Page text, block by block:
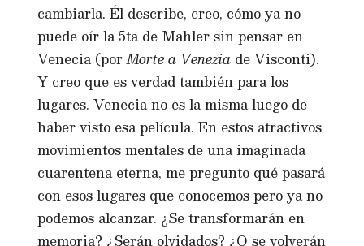
cambiarla. Él describe, creo, cómo ya no
puede oír la 5ta de Mahler sin pensar en
Venecia (porMorte a Venezia de Visconti).
Y creo que es verdad también para los
lugares. Venecia no es la misma luego de
haber visto esa película. En estos atractivos
movimientos mentales de una imaginada
cuarentena eterna, me pregunto qué pasará
con esos lugares que conocemos pero ya no
podemos alcanzar. ¿Se transformarán en
memoria? ¿Serán olvidados? ¿O se volverán